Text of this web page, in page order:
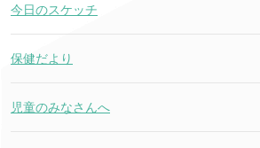
今日のスケッチ
保健だより
児童のみなさんへ